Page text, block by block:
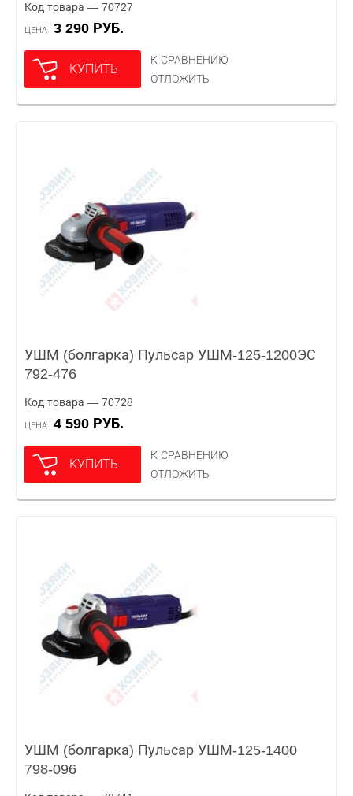
Код товара — 70727
ЦЕНА 3 290 РУБ.
КУПИТЬ
К СРАВНЕНИЮ
ОТЛОЖИТЬ
УШМ (болгарка) Пульсар УШМ-125-1200ЭС
792-476
Код товара — 70728
ЦЕНА 4 590 РУБ.
КУПИТЬ
К СРАВНЕНИЮ
ОТЛОЖИТЬ
УШМ (болгарка) Пульсар УШМ-125-1400
798-096